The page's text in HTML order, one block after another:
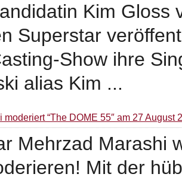
Kim Gloss
Superstar
Show ihre
alias Kim ...
moderiert “The DOME 55″ am 27 August
Mehrzad Marashi
Mit der